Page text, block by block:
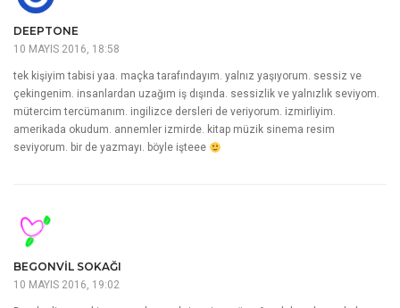
DEEPTONE
10 MAYIS 2016, 18:58
tek kişiyim tabisi yaa. maçka tarafındayım. yalnız yaşıyorum. sessiz ve
çekingenim. insanlardan uzağım iş dışında. sessizlik ve yalnızlık seviyom.
mütercim tercümanım. ingilizce dersleri de veriyorum. izmirliyim.
amerikada okudum. annemler izmirde. kitap müzik sinema resim
seviyorum. bir de yazmayı. böyle işteee
BEGONVIL SOKAĞI
10 MAYIS 2016, 19:02